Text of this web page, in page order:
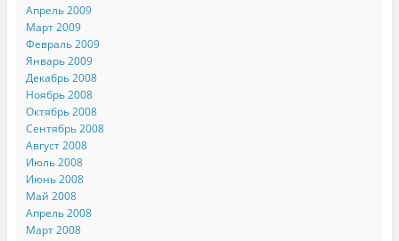
Апрель 2009
Март 2009
Февраль 2009
Январь 2009
Декабрь 2008
Ноябрь 2008
Октябрь 2008
Сентябрь 2008
Август 2008
Июль 2008
Июнь 2008
Май 2008
Апрель 2008
Март 2008